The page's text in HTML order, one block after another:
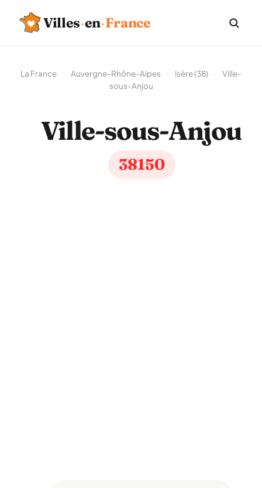
Villes·en·France
La France Auvergne-Rhône-Alpes Isère (38)
Ville-
sous-Anjou
Ville-sous-Anjou
38150